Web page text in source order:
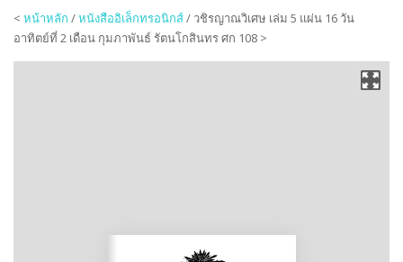
< หน้าหลัก /หนังสืออิเล็กทรอนิกส์/ วชิรญาณวิเศษ เล่ม 5 แผ่น 16 วัน
อาทิตย์ที่ 2 เดือน กุมภาพันธ์ รัตนโกสินทร ศก 108 >